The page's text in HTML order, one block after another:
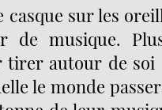
casque sur les
de musique.
tirer autour de soi
le monde